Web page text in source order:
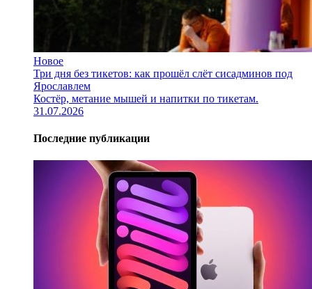
Новое
Три дня без тикетов: как прошёл слёт сисадминов под
Ярославлем
Костёр, метание мышей и напитки по тикетам.
31.07.2026
Последние публикации